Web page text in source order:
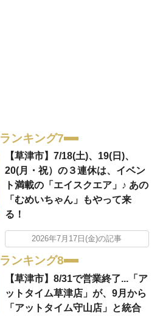
ランキング7
【草津市】7/18(土)、19(日)、
20(月・祝）の３連休は、イベン
ト満載の「エイスクエア」♪ あの
「むめいちゃん」もやって来
る！
2026年7月17日(金)の記事
ランキング8
【草津市】8/31で営業終了...「ア
ットタイム草津店」が、9月から
「アットタイム守山店」と統合